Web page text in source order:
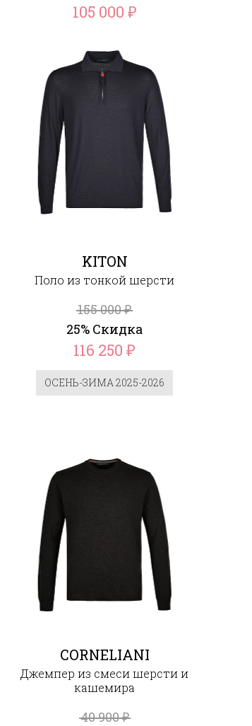
105 000 ₽
KITON
Поло из тонкой шерсти
155 000₽
25% Скидка
116 250₽
ОСЕНЬ-ЗИМА 2025-2026
CORNELIANI
Джемпер из смеси шерсти и
кашемира
40 900₽